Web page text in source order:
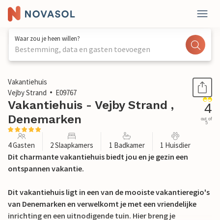
Waar zou je heen willen?
Bestemming, data en gasten toevoegen
1 / 19
Vakantiehuis
Vejby Strand
E09767
Vakantiehuis - Vejby Strand ,
Denemarken
4
out of
5
4 Gasten 2 Slaapkamers 1 Badkamer 1 Huisdier
Dit charmante vakantiehuis biedt jou en je gezin een
ontspannen vakantie.
Dit vakantiehuis ligt in een van de mooiste vakantieregio's
van Denemarken en verwelkomt je met een vriendelijke
inrichting en een uitnodigende tuin. Hier breng je